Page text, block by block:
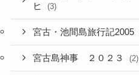
ヒ
(3)
宮古・池間島旅行記2005
宮古島神事 ２０２３ (2)